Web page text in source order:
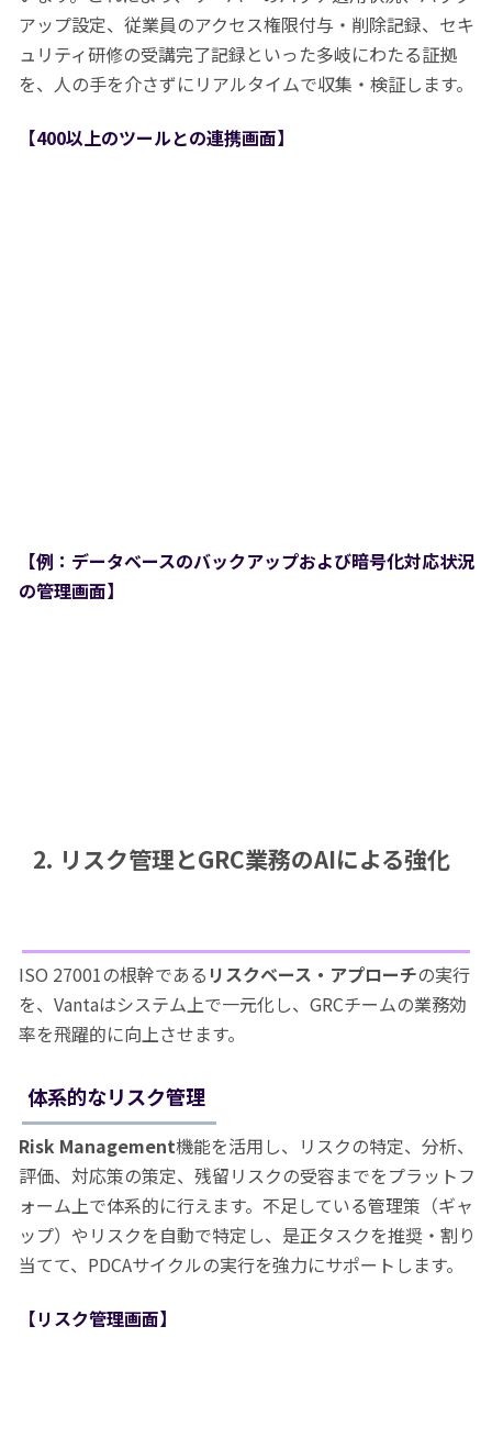
アップ設定、従業員のアクセス権限付与・削除記録、セキ
ュリティ研修の受講完了記録といった多岐にわたる証拠
を、人の手を介さずにリアルタイムで収集・検証します。
【400以上のツールとの連携画面】
【例：データベースのバックアップおよび暗号化対応状況
の管理画面】
2. リスク管理とGRC業務のAIによる強化
ISO 27001の根幹である リスクベース・アプローチの実行
を、Vantaはシステム上で一元化し、GRCチームの業務効
率を飛躍的に向上させます。
体系的なリスク管理
Risk Management機能を活用し、リスクの特定、分析、
評価、対応策の策定、残留リスクの受容までをプラットフ
ォーム上で体系的に行えます。不足している管理策（ギャ
ップ）やリスクを自動で特定し、是正タスクを推奨・割り
当てて、PDCAサイクルの実行を強力にサポートします。
【リスク管理画面】